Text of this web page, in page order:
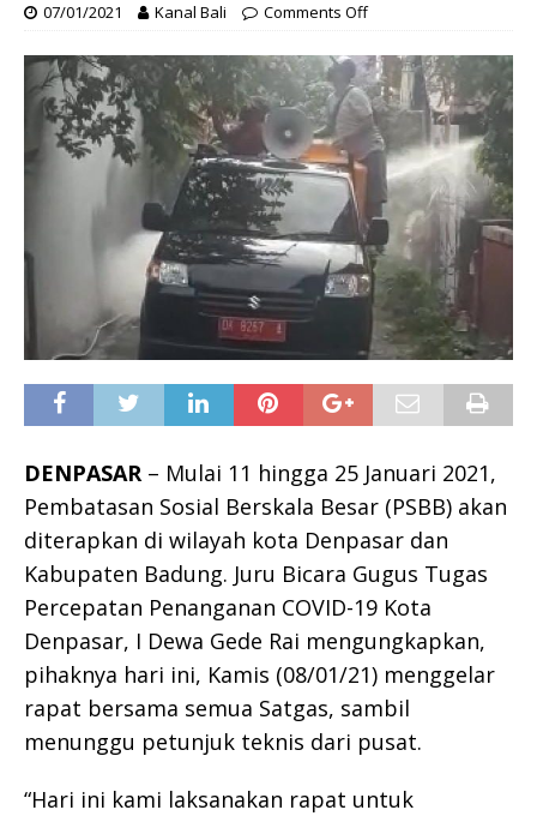
07/01/2021 Kanal Bali Comments Off
DENPASAR – Mulai 11 hingga 25 Januari 2021,
Pembatasan Sosial Berskala Besar (PSBB) akan
diterapkan di wilayah kota Denpasar dan
Kabupaten Badung. Juru Bicara Gugus Tugas
Percepatan Penanganan COVID-19 Kota
Denpasar, I Dewa Gede Rai mengungkapkan,
pihaknya hari ini, Kamis (08/01/21) menggelar
rapat bersama semua Satgas, sambil
menunggu petunjuk teknis dari pusat.
“Hari ini kami laksanakan rapat untuk